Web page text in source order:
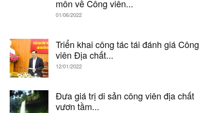
môn về Công viên...
01/06/2022
Triển khai công tác tái đánh giá Công
viên Địa chất...
12/01/2022
Đưa giá trị di sản công viên địa chất
vươn tầm...